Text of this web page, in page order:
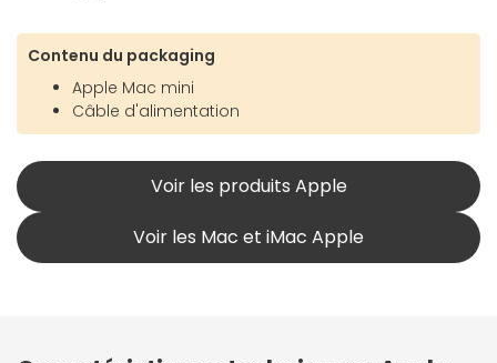
Contenu du packaging
Apple Mac mini
Câble d'alimentation
Voir les produits Apple
Voir les Mac et iMac Apple